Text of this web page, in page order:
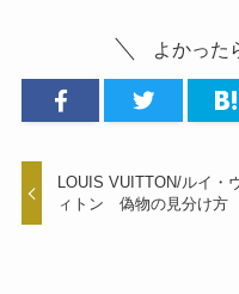
よかった
LOUIS VUITTON/ルイ・
ィトン 偽物の見分け方